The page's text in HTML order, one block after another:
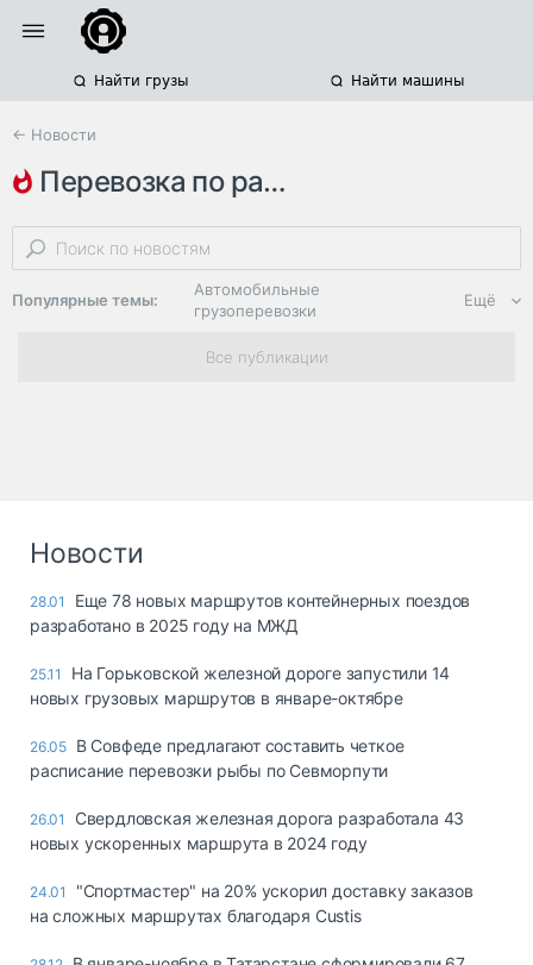
Найти грузы Найти машины
← Новости
перевозка по расписанию
Популярные темы:
Автомобильные
грузоперевозки
Региональная
логистика
опасные грузы
страхование
Склады и
грузовые
Коммерческий
транспорт
Спецтехника
Ещё
Все публикации
Новости
28.01
Еще 78 новых маршрутов контейнерных поездов
разработано в 2025 году на МЖД
25.11
На Горьковской железной дороге запустили 14
новых грузовых маршрутов в январе-октябре
26.05 В Совфеде предлагают составить четкое
расписание перевозки рыбы по Севморпути
26.01
Свердловская железная дорога разработала 43
новых ускоренных маршрута в 2024 году
24.01
"Спортмастер" на 20% ускорил доставку заказов
на сложных маршрутах благодаря Custis